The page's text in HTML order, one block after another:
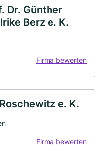
Dr. Günther
Berz e. K.
Firma bewerten
e. K.
Firma bewerten